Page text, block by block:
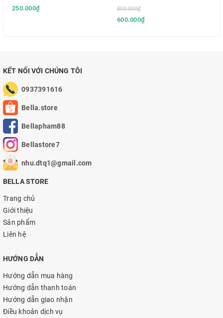
250.000₫
29ml
800.000₫
600.000₫
KẾT NỐI VỚI CHÚNG TÔI
0937391616
Bella.store
Bellapham88
Bellastore7
nhu.dtq1@gmail.com
BELLA STORE
Trang chủ
Giới thiệu
Sản phẩm
Liên hệ
HƯỚNG DẪN
Hướng dẫn mua hàng
Hướng dẫn thanh toán
Hướng dẫn giao nhận
Điều khoản dịch vụ